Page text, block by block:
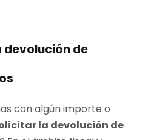
de
con algún importe o
la devolución de